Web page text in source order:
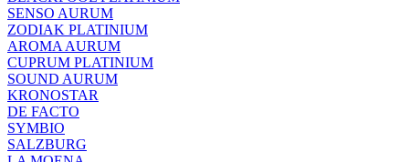
SENSO AURUM
ZODIAK PLATINIUM
AROMA AURUM
CUPRUM PLATINIUM
SOUND AURUM
KRONOSTAR
DE FACTO
SYMBIO
SALZBURG